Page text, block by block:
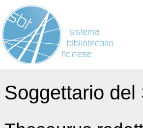
Soggettario